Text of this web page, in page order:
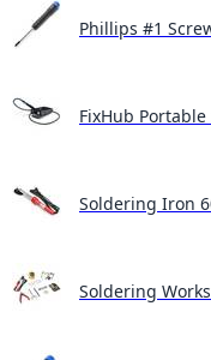
Phillips #1
FixHub
Soldering Iron
Soldering